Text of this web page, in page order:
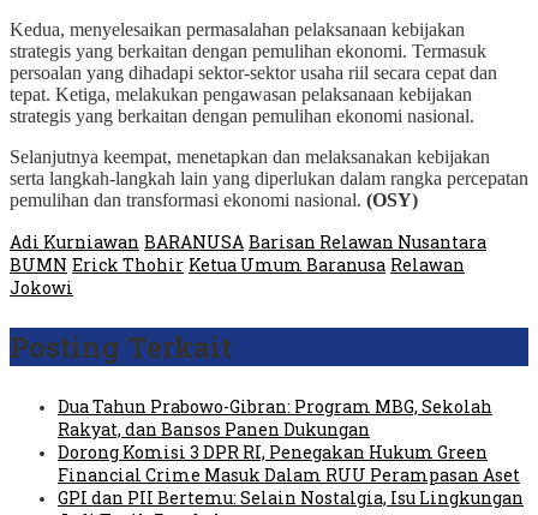
Kedua, menyelesaikan permasalahan pelaksanaan kebijakan
strategis yang berkaitan dengan pemulihan ekonomi. Termasuk
persoalan yang dihadapi sektor-sektor usaha riil secara cepat dan
tepat. Ketiga, melakukan pengawasan pelaksanaan kebijakan
strategis yang berkaitan dengan pemulihan ekonomi nasional.
Selanjutnya keempat, menetapkan dan melaksanakan kebijakan
serta langkah-langkah lain yang diperlukan dalam rangka percepatan
pemulihan dan transformasi ekonomi nasional. (OSY)
Adi Kurniawan BARANUSA Barisan Relawan Nusantara
BUMN Erick Thohir Ketua Umum Baranusa Relawan
Jokowi
Posting Terkait
Dua Tahun Prabowo-Gibran: Program MBG, Sekolah
Rakyat, dan Bansos Panen Dukungan
Dorong Komisi 3 DPR RI, Penegakan Hukum Green
Financial Crime Masuk Dalam RUU Perampasan Aset
GPI dan PII Bertemu: Selain Nostalgia, Isu Lingkungan